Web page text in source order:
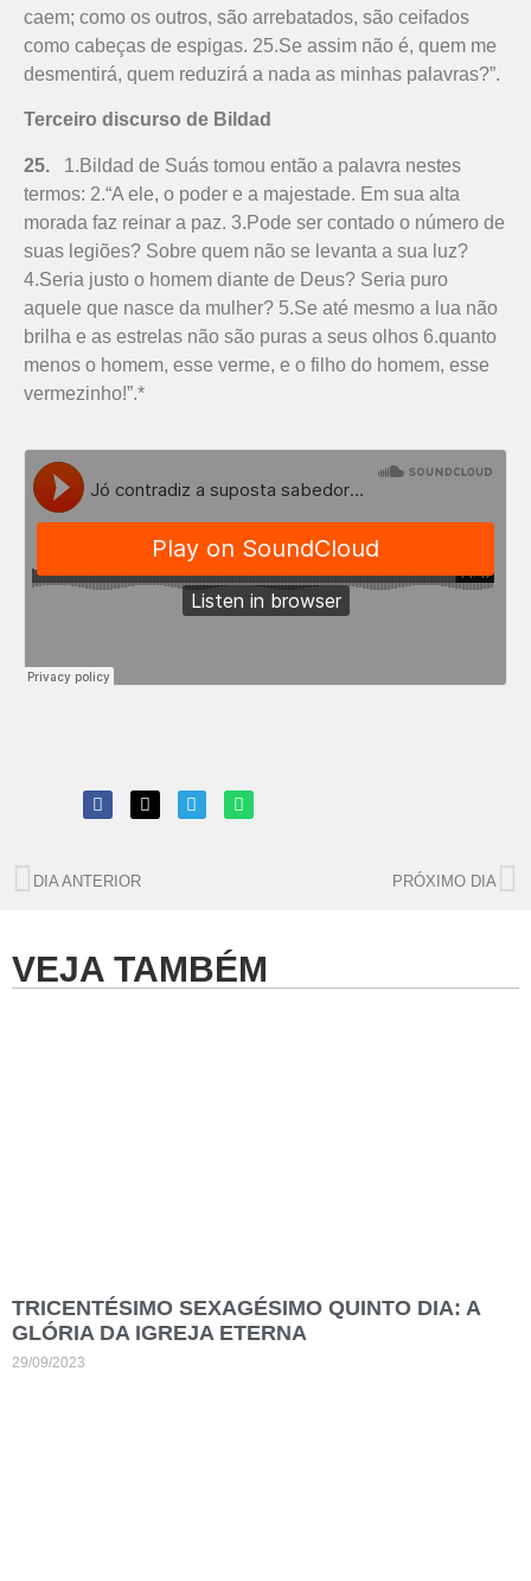
caem; como os outros, são arrebatados, são ceifados
como cabeças de espigas. 25.Se assim não é, quem me
desmentirá, quem reduzirá a nada as minhas palavras?”.
Terceiro discurso de Bildad
25. 1.Bildad de Suás tomou então a palavra nestes
termos: 2.“A ele, o poder e a majestade. Em sua alta
morada faz reinar a paz. 3.Pode ser contado o número de
suas legiões? Sobre quem não se levanta a sua luz?
4.Seria justo o homem diante de Deus? Seria puro
aquele que nasce da mulher? 5.Se até mesmo a lua não
brilha e as estrelas não são puras a seus olhos 6.quanto
menos o homem, esse verme, e o filho do homem, esse
vermezinho!”.*
DIA ANTERIOR PRÓXIMO DIA
VEJA TAMBÉM
TRICENTÉSIMO SEXAGÉSIMO QUINTO DIA: A
GLÓRIA DA IGREJA ETERNA
29/09/2023